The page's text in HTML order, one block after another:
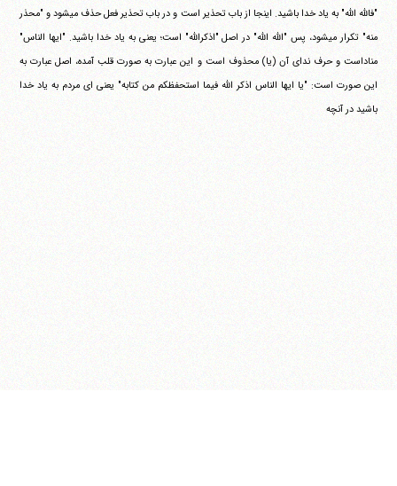
"فالله الله" به یاد خدا باشید. اینجا از باب تحذیر است و در باب تحذیر فعل حذف می‎شود و "محذر
منه" تکرار می‎شود، پس "الله الله" در اصل "اذکرالله" است؛ یعنی به یاد خدا باشید. "ایها الناس"
مناداست و حرف ندای آن (یا) محذوف است و این عبارت به صورت قلب آمده، اصل عبارت به
این صورت است: "یا ایها الناس اذکر الله فیما استحفظکم من کتابه" یعنی ای مردم به یاد خدا
باشید در آنچه